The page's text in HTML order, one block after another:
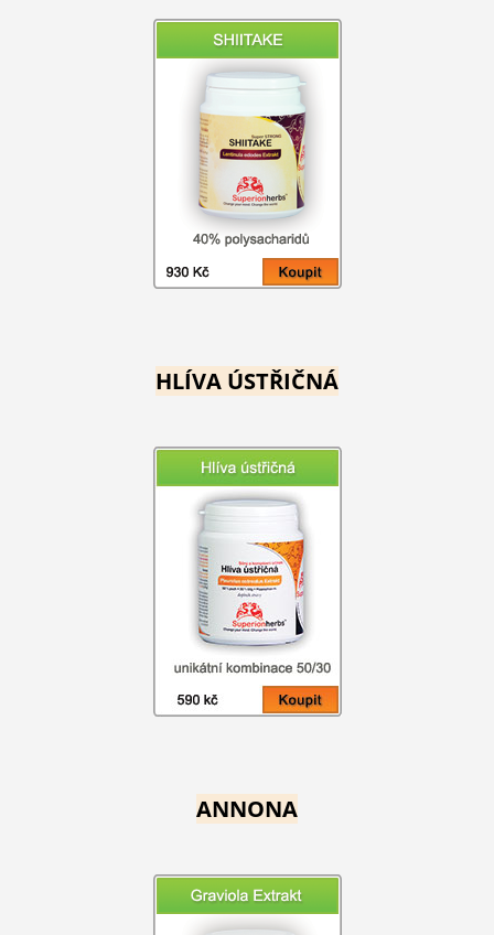
HLÍVA ÚSTŘIČNÁ
ANNONA